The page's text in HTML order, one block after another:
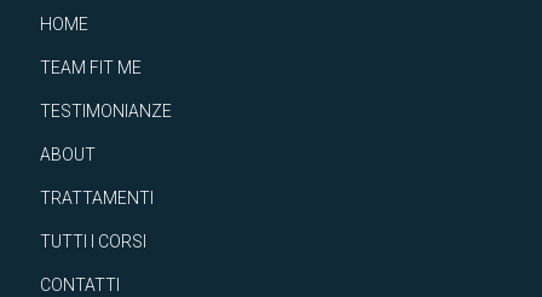
HOME
TEAM FIT ME
TESTIMONIANZE
ABOUT
TRATTAMENTI
TUTTI I CORSI
CONTATTI